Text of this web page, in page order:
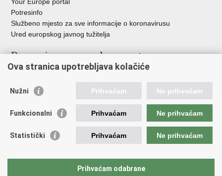
Potresinfo
Službeno mjesto za sve informacije o koronavirusu
Ured europskog javnog tužitelja
Poveznice pravosudnog sustava
Državno odvjetništvo
Ured za suzbijanje korupcije i organiziranog kriminaliteta
Državnoodvjetničko vijeće
Hrvatska odvjetnička komora
Europski pravosudni portal
Ova stranica upotrebljava kolačiće
Nužni Prihvaćam Ne prihvaćam
Funkcionalni Prihvaćam Ne prihvaćam
Statistički Prihvaćam Ne prihvaćam
Prihvaćam odabrane